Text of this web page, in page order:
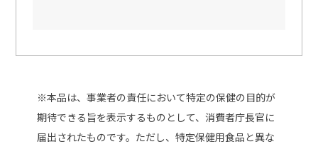
※本品は、事業者の責任において特定の保健の目的が
期待できる旨を表示するものとして、消費者庁長官に
届出されたものです。ただし、特定保健用食品と異な